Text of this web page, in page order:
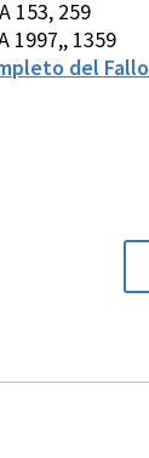
153, 259
1997,, 1359
del Fallo